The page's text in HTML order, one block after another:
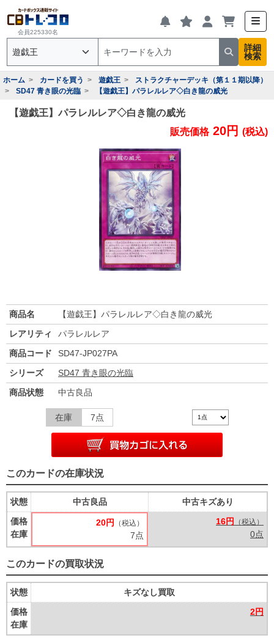
会員225330名
詳細
検索
ホーム カードを買う 遊戯王
ストラクチャーデッキ（第１１期以降）
SD47 青き眼の光臨
【遊戯王】パラレルレア◇白き龍の威光
【遊戯王】パラレルレア◇白き龍の威光
販売価格 20円 (税込)
商品名
【遊戯王】パラレルレア◇白き龍の威光
レアリティ
パラレルレア
商品コード
SD47-JP027PA
シリーズ
SD47 青き眼の光臨
商品状態
中古良品
在庫 7点
このカードの在庫状況
状態
価格
在庫
中古良品
20円 （税込）
7点
中古キズあり
16円
（税込）
0点
このカードの買取状況
状態
価格
在庫
キズなし買取
2円